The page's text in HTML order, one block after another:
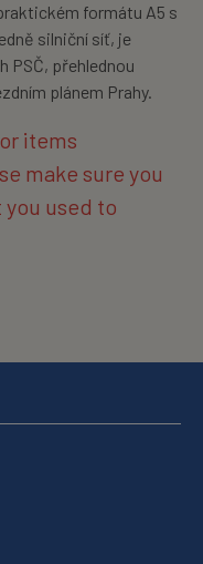
formátu A5 s
silniční síť, je
PSČ, přehlednou
plánem Prahy.
items
make sure you
used to